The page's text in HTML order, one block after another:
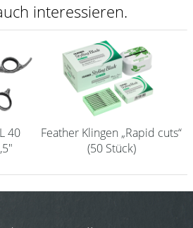
interessieren.
40
Feather Klingen „Rapid cuts“
(50 Stück)